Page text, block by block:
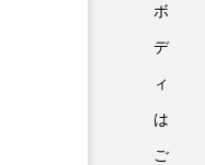
ボ
デ
ィ
は
ご